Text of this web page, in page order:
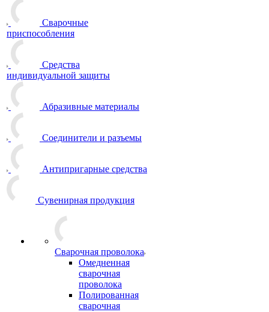
Сварочные
приспособления
Средства
индивидуальной защиты
Абразивные материалы
Соединители и разъемы
Антипригарные средства
Сувенирная продукция
Сварочная проволока
Омедненная
сварочная
проволока
Полированная
сварочная